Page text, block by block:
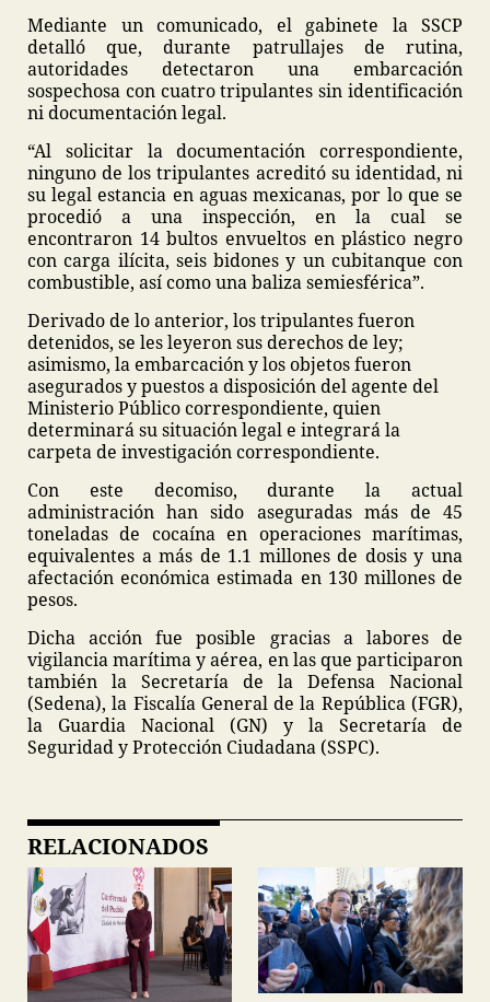
Mediante un comunicado, el gabinete la SSCP
detalló que, durante patrullajes de rutina,
autoridades detectaron una embarcación
sospechosa con cuatro tripulantes sin identificación
ni documentación legal.
“Al solicitar la documentación correspondiente,
ninguno de los tripulantes acreditó su identidad, ni
su legal estancia en aguas mexicanas, por lo que se
procedió a una inspección, en la cual se
encontraron 14 bultos envueltos en plástico negro
con carga ilícita, seis bidones y un cubitanque con
combustible, así como una baliza semiesférica”.
Derivado de lo anterior, los tripulantes fueron
detenidos, se les leyeron sus derechos de ley;
asimismo, la embarcación y los objetos fueron
asegurados y puestos a disposición del agente del
Ministerio Público correspondiente, quien
determinará su situación legal e integrará la
carpeta de investigación correspondiente.
Con este decomiso, durante la actual
administración han sido aseguradas más de 45
toneladas de cocaína en operaciones marítimas,
equivalentes a más de 1.1 millones de dosis y una
afectación económica estimada en 130 millones de
pesos.
Dicha acción fue posible gracias a labores de
vigilancia marítima y aérea, en las que participaron
también la Secretaría de la Defensa Nacional
(Sedena), la Fiscalía General de la República (FGR),
la Guardia Nacional (GN) y la Secretaría de
Seguridad y Protección Ciudadana (SSPC).
RELACIONADOS